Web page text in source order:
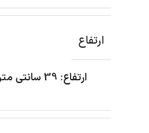
ارتفاع